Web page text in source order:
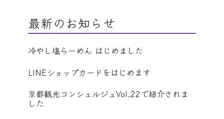
最新のお知らせ
冷やし塩らーめん はじめました
LINEショップカードをはじめます
京都観光コンシェルジュVol.22で紹介されま
した